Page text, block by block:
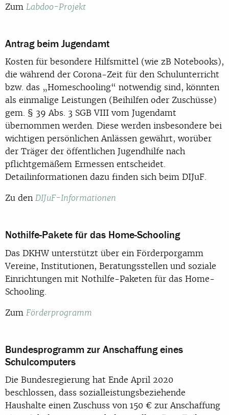
Zum Labdoo-Projekt
Antrag beim Jugendamt
Kosten für besondere Hilfsmittel (wie zB Notebooks),
die während der Corona-Zeit für den Schulunterricht
bzw. das „Homeschooling“ notwendig sind, könnten
als einmalige Leistungen (Beihilfen oder Zuschüsse)
gem. § 39 Abs. 3 SGB VIII vom Jugendamt
übernommen werden. Diese werden insbesondere bei
wichtigen persönlichen Anlässen gewährt, worüber
der Träger der öffentlichen Jugendhilfe nach
pflichtgemäßem Ermessen entscheidet.
Detailinformationen dazu finden sich beim DIJuF.
Zu den DIJuF-Informationen
Nothilfe-Pakete für das Home-Schooling
Das DKHW unterstützt über ein Förderporgamm
Vereine, Institutionen, Beratungsstellen und soziale
Einrichtungen mit Nothilfe-Paketen für das Home-
Schooling.
Zum Förderprogramm
Bundesprogramm zur Anschaffung eines
Schulcomputers
Die Bundesregierung hat Ende April 2020
beschlossen, dass sozialleistungsbeziehende
Haushalte einen Zuschuss von 150 € zur Anschaffung